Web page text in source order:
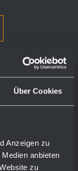
Über Cookies
Anzeigen zu
anbieten
zu